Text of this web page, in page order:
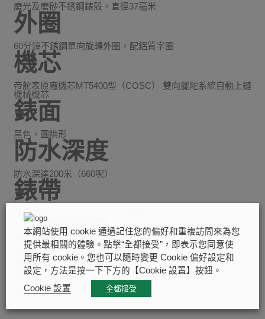
磨光及磨砂不銹鋼錶殼，直徑37毫米
外圈
60分鐘不銹鋼單向旋轉外圈，配鋁質字圈
機芯
帝舵表原廠機芯MT5400型（COSC） 雙向擺陀系統自動上鏈
機械機芯
錶面
黑色，圓拱形
防水深度
防水深達200米（660呎）
錶帶
橡膠錶帶，配帝舵表「T-fit」帶扣
上鏈錶冠
精鋼旋入式上鏈錶冠，飾以浮雕帝舵表玫瑰標誌
鏡面
圓拱形藍水晶鏡面
本網站使用 cookie 通過記住您的偏好和重複訪問來為您
提供最相關的體驗。點擊“全都接受”，即表示您同意使
用所有 cookie。您也可以隨時變更 Cookie 偏好設定和
設定，方法是按一下下方的【Cookie 設置】按鈕。
Cookie 設置
全都接受